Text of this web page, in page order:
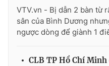
VTV.vn - Bị dẫn 2 bàn từ
sân của Bình Dương
ngược dòng để giành 1
CLB TP Hồ Chí